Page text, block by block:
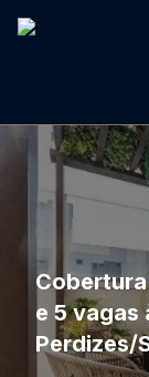
e 5 vagas
Perdizes/